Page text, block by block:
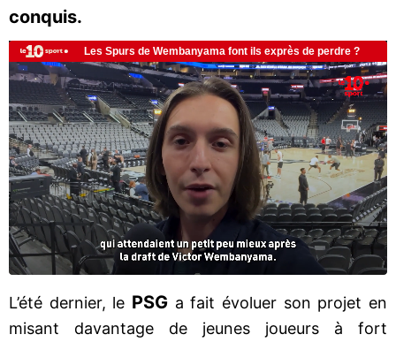
conquis.
L’été dernier, le PSG a fait évoluer son projet en
misant davantage de jeunes joueurs à fort